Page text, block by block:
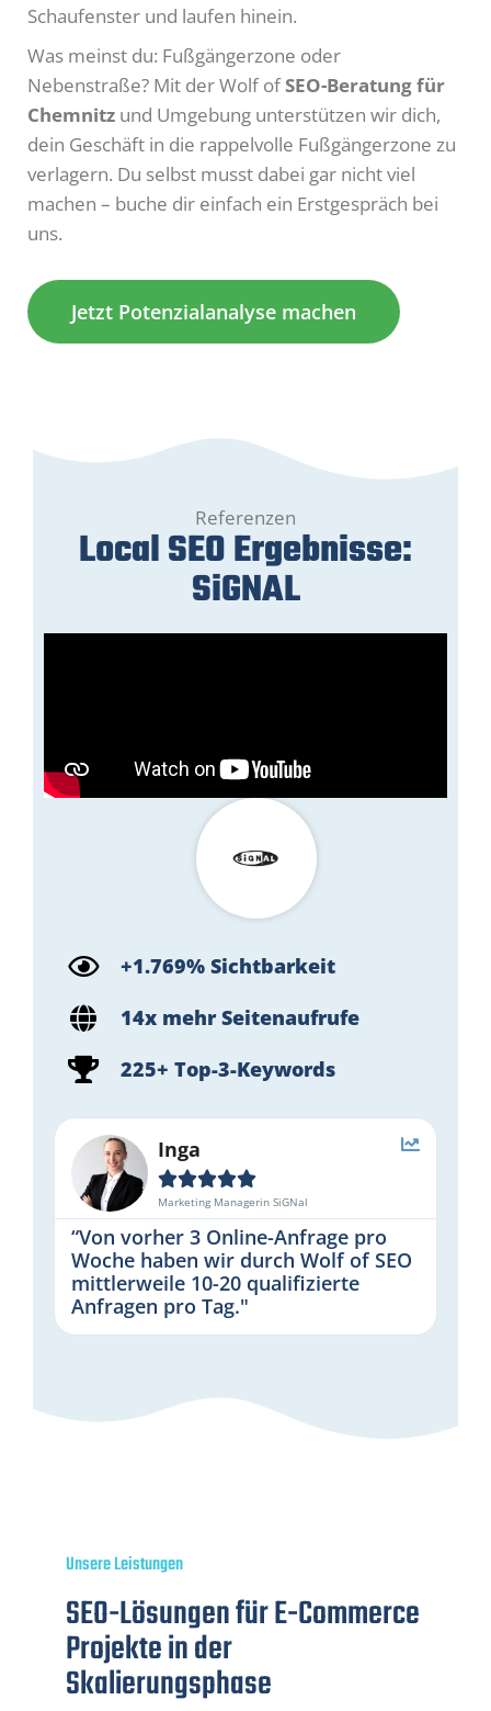
Schaufenster und laufen hinein.
Was meinst du: Fußgängerzone oder
Nebenstraße? Mit der Wolf ofSEO-Beratung für
Chemnitz und Umgebung unterstützen wir dich,
dein Geschäft in die rappelvolle Fußgängerzone zu
verlagern. Du selbst musst dabei gar nicht viel
machen – buche dir einfach ein Erstgespräch bei
uns.
Jetzt Potenzialanalyse machen
Referenzen
Local SEO Ergebnisse:
SiGNAL
+1.769% Sichtbarkeit
14x mehr Seitenaufrufe
225+ Top-3-Keywords
Inga

Marketing Managerin SiGNal
“Von vorher 3 Online-Anfrage pro
Woche haben wir durch Wolf of SEO
mittlerweile 10-20 qualifizierte
Anfragen pro Tag."
Unsere Leistungen
SEO-Lösungen für E-Commerce
Projekte in der
Skalierungsphase